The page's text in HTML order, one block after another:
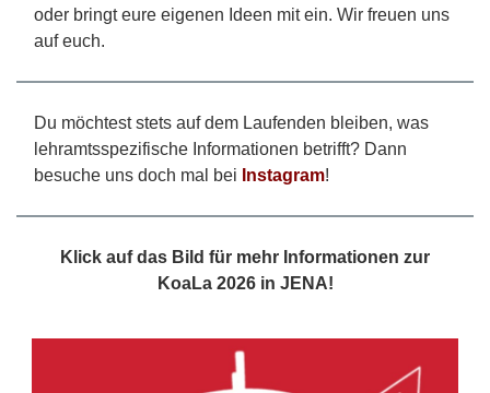
oder bringt eure eigenen Ideen mit ein. Wir freuen uns
auf euch.
Du möchtest stets auf dem Laufenden bleiben, was
lehramtsspezifische Informationen betrifft? Dann
besuche uns doch mal bei Instagram!
Klick auf das Bild für mehr Informationen zur
KoaLa 2026 in JENA!